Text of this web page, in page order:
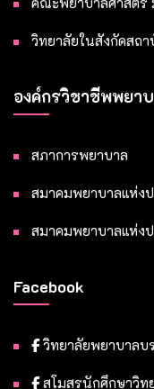
วิทยาลัยในสังกัดสถ
องค์กรวิชาชีพพยา
สภาการพยาบาล
สมาคมพยาบาลแห่งป
สมาคมพยาบาลแห่งป
Facebook
วิทยาลัยพยาบาล
สโมสรนักศึกษาวิท